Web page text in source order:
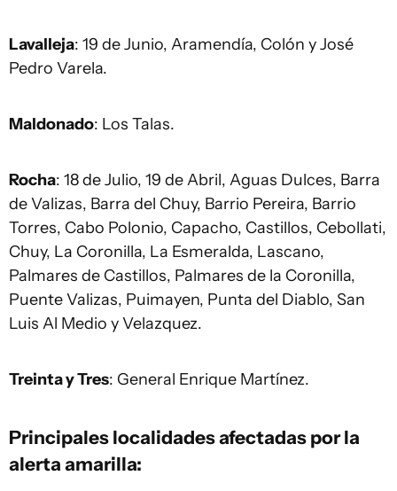
Lavalleja: 19 de Junio, Aramendía, Colón y José
Pedro Varela.
Maldonado: Los Talas.
Rocha: 18 de Julio, 19 de Abril, Aguas Dulces, Barra
de Valizas, Barra del Chuy, Barrio Pereira, Barrio
Torres, Cabo Polonio, Capacho, Castillos, Cebollati,
Chuy, La Coronilla, La Esmeralda, Lascano,
Palmares de Castillos, Palmares de la Coronilla,
Puente Valizas, Puimayen, Punta del Diablo, San
Luis Al Medio y Velazquez.
Treinta y Tres: General Enrique Martínez.
Principales localidades afectadas por la
alerta amarilla: